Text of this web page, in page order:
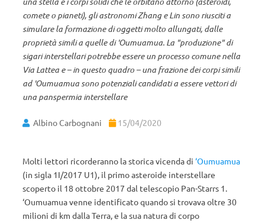
comete o pianeti), gli astronomi Zhang e Lin sono riusciti a
simulare la formazione di oggetti molto allungati, dalle
proprietà simili a quelle di 'Oumuamua. La "produzione" di
sigari interstellari potrebbe essere un processo comune nella
Via Lattea e – in questo quadro – una frazione dei corpi simili
ad 'Oumuamua sono potenziali candidati a essere vettori di
una panspermia interstellare
Albino Carbognani 15/04/2020
Molti lettori ricorderanno la storica vicenda di ‘Oumuamua
(in sigla 1I/2017 U1), il primo asteroide interstellare
scoperto il 18 ottobre 2017 dal telescopio Pan-Starrs 1.
‘Oumuamua venne identificato quando si trovava oltre 30
milioni di km dalla Terra, e la sua natura di corpo